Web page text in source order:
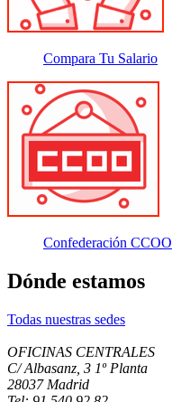
Compara Tu Salario
Confederación CCOO
Dónde estamos
Todas nuestras sedes
OFICINAS CENTRALES
C/ Albasanz, 3 1º Planta
28037 Madrid